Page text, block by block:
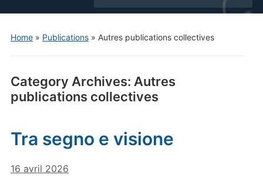
Home» Publications» Autres publications collectives
Category Archives: Autres
publications collectives
Tra segno e visione
16 avril 2026